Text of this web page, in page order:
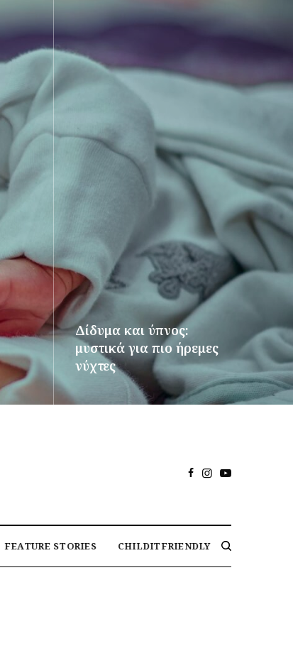
Δίδυμα και ύπνος:
μυστικά για πιο ήρεμες
νύχτες
ΠΕΡΙΣΣΌΤΕΡΑ
FEATURE STORIES CHILDITFRIENDLY